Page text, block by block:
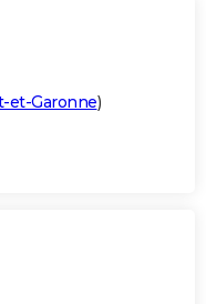
et-Garonne)